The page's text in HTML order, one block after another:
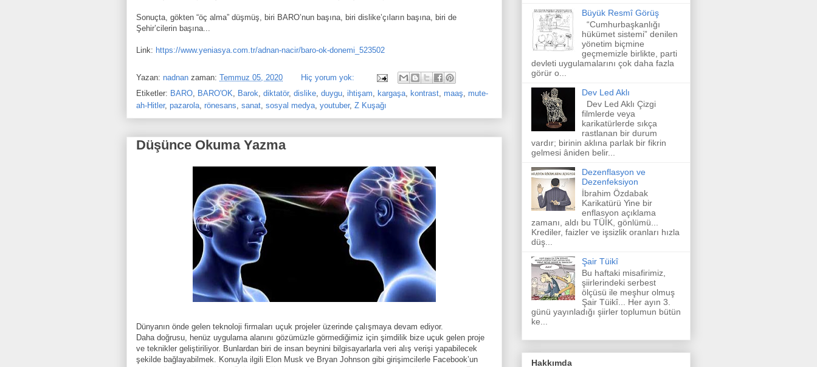
Sonuçta, gökten “öç alma” düşmüş, biri BARO’nun başına, biri dislike’çıların başına, biri de
Şehir’cilerin başına...
Link: https://www.yeniasya.com.tr/adnan-nacir/baro-ok-donemi_523502
Yazan: nadnan zaman: Temmuz 05, 2020
Hiç yorum yok:
Etiketler: BARO, BARO'OK, Barok, diktatör, dislike, duygu, ihtişam, kargaşa, kontrast, maaş, mute-
ah-Hitler, pazarola, rönesans, sanat, sosyal medya, youtuber, Z Kuşağı
Düşünce Okuma Yazma
Dünyanın önde gelen teknoloji firmaları uçuk projeler üzerinde çalışmaya devam ediyor.
Daha doğrusu, henüz uygulama alanını gözümüzle görmediğimiz için şimdilik bize uçuk gelen proje
ve teknikler geliştiriliyor. Bunlardan biri de insan beynini bilgisayarlarla veri alış verişi yapabilecek
şekilde bağlayabilmek. Konuyla ilgili Elon Musk ve Bryan Johnson gibi girişimcilerle Facebook’un
Büyük Resmî Görüş
“Cumhurbaşkanlığı
hükümet sistemi” denilen
yönetim biçmine
geçmemizle birlikte, parti
devleti uygulamalarını çok daha fazla
görür o...
Dev Led Aklı
Dev Led Aklı Çizgi
filmlerde veya
karikatürlerde sıkça
rastlanan bir durum
vardır; birinin aklına parlak bir fikrin
gelmesi âniden belir...
Dezenflasyon ve
Dezenfeksiyon
İbrahim Özdabak
Karikatürü Yine bir
enflasyon açıklama
zamanı, aldı bu TÜİK, gönlümü...
Krediler, faizler ve işsizlik oranları hızla
düş...
Şair Tüikî
Bu haftaki misafirimiz,
şiirlerindeki serbest
ölçüsü ile meşhur olmuş
Şair Tüikî... Her ayın 3.
günü yayınladığı şiirler toplumun bütün
ke...
Hakkımda